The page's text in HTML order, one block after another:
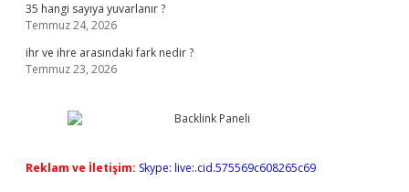
35 hangi sayıya yuvarlanır ?
Temmuz 24, 2026
ihr ve ihre arasındaki fark nedir ?
Temmuz 23, 2026
Reklam ve İletişim: Skype: live:.cid.575569c608265c69